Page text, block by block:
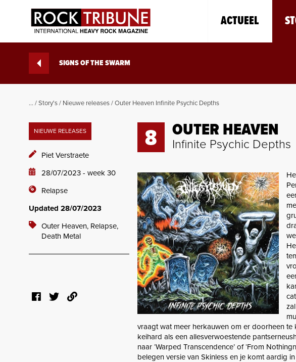
ACTUEEL
SIGNS OF THE SWARM
... /Story's/ Nieuwe releases/Outer Heaven Infinite Psychic Depths
NIEUWE RELEASES
Piet Verstraete
28/07/2023 - week 30
Relapse
Updated 28/07/2023
Outer Heaven, Relapse,
Death Metal
8 OUTER HEAVEN
Infinite Psychic Depths
vraagt wat meer herkauwen om er doorheen
keihard als een allesverwoestende
naar ‘Warped Transcendence’ of ‘From
belegen versie van Skinless en je komt aardig